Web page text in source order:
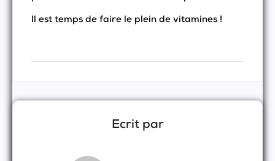
Il est temps de faire le plein de vitamines !
Ecrit par